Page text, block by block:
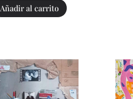
Añadir al carrito